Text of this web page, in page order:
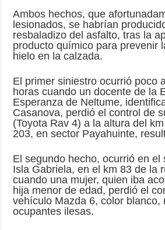
Ambos hechos, que
lesionados, se habrían
resbaladizo del asfalto, tras la
producto químico para prevenir
hielo en la calzada.
El primer siniestro ocurrió poco
horas cuando un docente de la
Esperanza de Neltume,
Casanova, perdió el control de
(Toyota Rav 4) a la altura del
203, en sector Payahuinte,
El segundo hecho, ocurrió en el
Isla Gabriela, en el km 83 de la
cuando una mujer, quien iba
hija menor de edad, perdió el
vehículo Mazda 6, color blanco,
ocupantes ilesas.